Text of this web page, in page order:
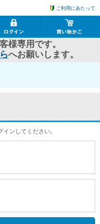
ご利用にあたって
様専用です。
へお願いします。
ンしてください。